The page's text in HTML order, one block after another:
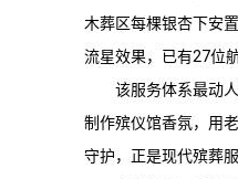
木葬区每棵银杏下安
流星效果，已有27位
该服务体系最动
制作殡仪馆香氛，用
守护，正是现代殡葬